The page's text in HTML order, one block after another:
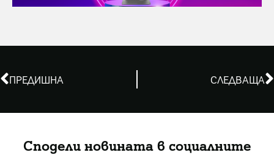
ПРЕДИШНА СЛЕДВАЩА
Сподели новината в социалните